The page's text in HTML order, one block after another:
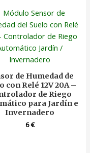
de Humedad de
con Relé 12V 20A –
de Riego
para Jardín e
Invernadero
6€